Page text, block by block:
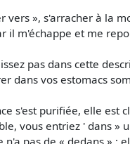
vers », s'arracher à la
il m'échappe et me
pas dans cette
dans vos estomacs
s'est purifiée, elle
vous entriez ' dans